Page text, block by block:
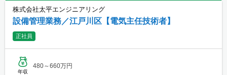
株式会社太平エンジニアリング
設備管理業務／江戸川区【電気主任技術者】
正社員
年収
480～660万円